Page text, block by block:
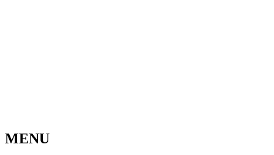
MENU